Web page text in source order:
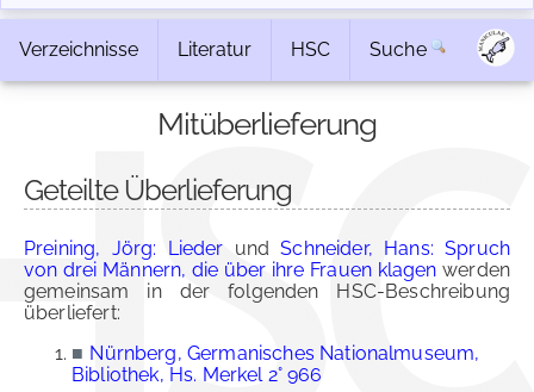
Verzeichnisse Literatur HSC Suche
Mitüberlieferung
Geteilte Überlieferung
Preining, Jörg: Lieder undSchneider, Hans: Spruch
von drei Männern, die über ihre Frauen klagen werden
gemeinsam in der folgenden HSC-Beschreibung
überliefert:
■ Nürnberg, Germanisches Nationalmuseum,
Bibliothek, Hs. Merkel 2° 966